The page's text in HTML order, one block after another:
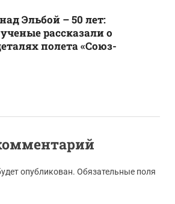
Эльбой – 50 лет:
рассказали о
полета «Союз-
опубликован. Обязательные поля